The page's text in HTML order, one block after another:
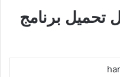
تحميل برنامج